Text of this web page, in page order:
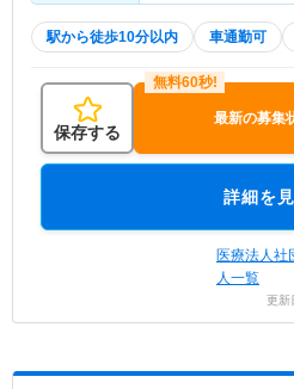
駅から徒歩10分以内 車通勤可
保存する
最新の募集
詳細を
医療法人
人一覧
更